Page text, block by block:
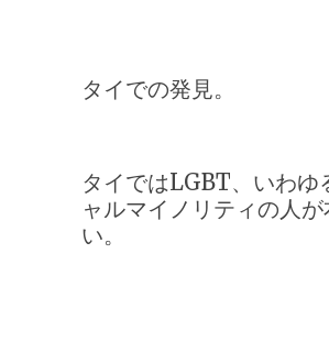
タイでの発見。
タイではLGBT、いわゆ
ャルマイノリティの人が
い。